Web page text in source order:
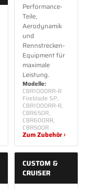
Performance-
Teile,
Aerodynamik
und
Rennstrecken-
Equipment für
maximale
Leistung.
Modelle:
CBR1000RR-R
Fireblade SP,
CBR1000RR-R,
CBR650R,
CBR600RR,
CBR500R
Zum Zubehör ›
CUSTOM &
CRUISER